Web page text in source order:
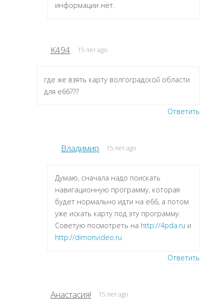
информации нет.
K494 15 лет ago
где же взять карту волгоградской области
для е66???
Ответить
Владимир 15 лет ago
Думаю, сначала надо поискать
навигационную программу, которая
будет нормально идти на e66, а потом
уже искать карту под эту программу.
Советую посмотреть на http://4pda.ru и
http://dimonvideo.ru
Ответить
Анастасия! 15 лет ago